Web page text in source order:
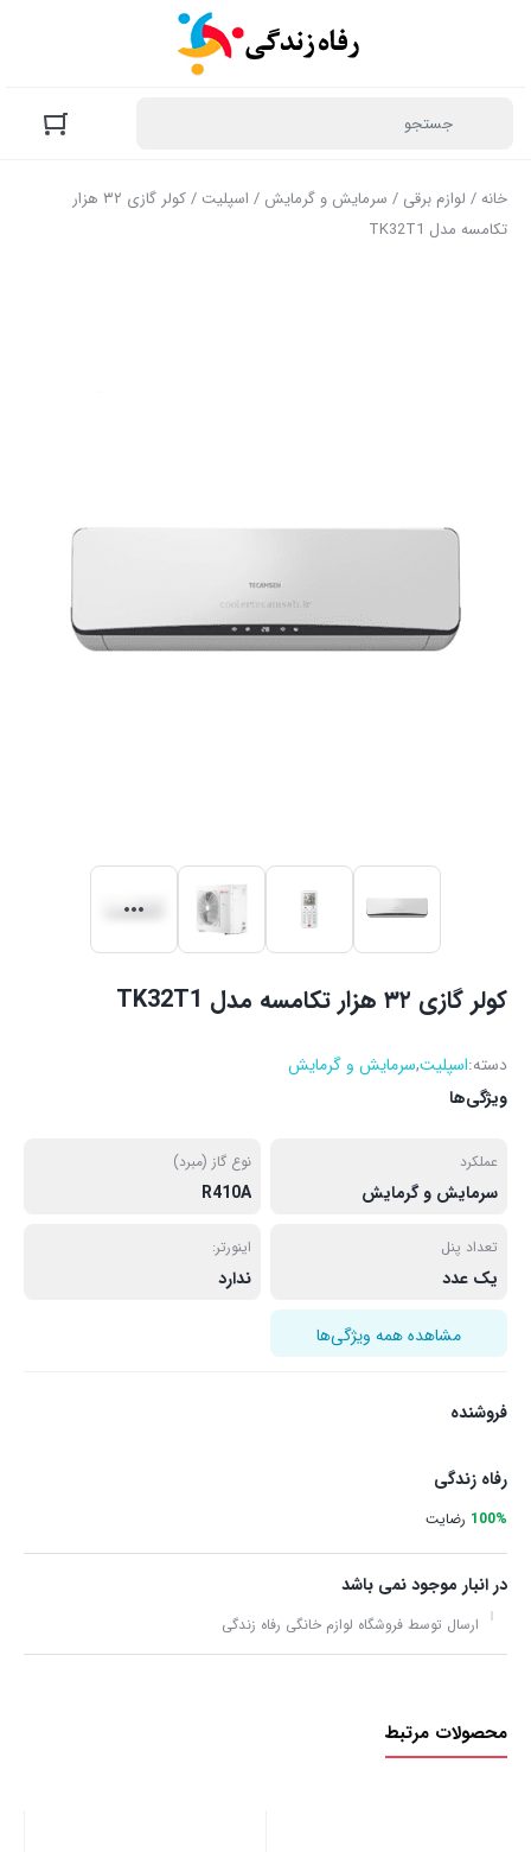
خانه/ لوازم برقی / سرمایش و گرمایش / اسپلیت
/ کولر گازی ۳۲ هزار
تکامسه مدل TK32T1
کولر گازی ۳۲ هزار تکامسه مدل TK32T1
دسته:اسپلیت,سرمایش و گرمایش
ویژگی‌ها
عملکرد
سرمایش و گرمایش
نوع گاز (مبرد)
R410A
تعداد پنل
یک عدد
اینورتر:
ندارد
مشاهده همه ویژگی‌ها
فروشنده
رفاه زندگی
100% رضایت
در انبار موجود نمی باشد
ارسال توسط فروشگاه لوازم خانگی رفاه زندگی
محصولات مرتبط